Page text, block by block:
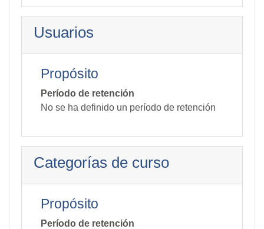
Usuarios
Propósito
Período de retención
No se ha definido un período de retención
Categorías de curso
Propósito
Período de retención